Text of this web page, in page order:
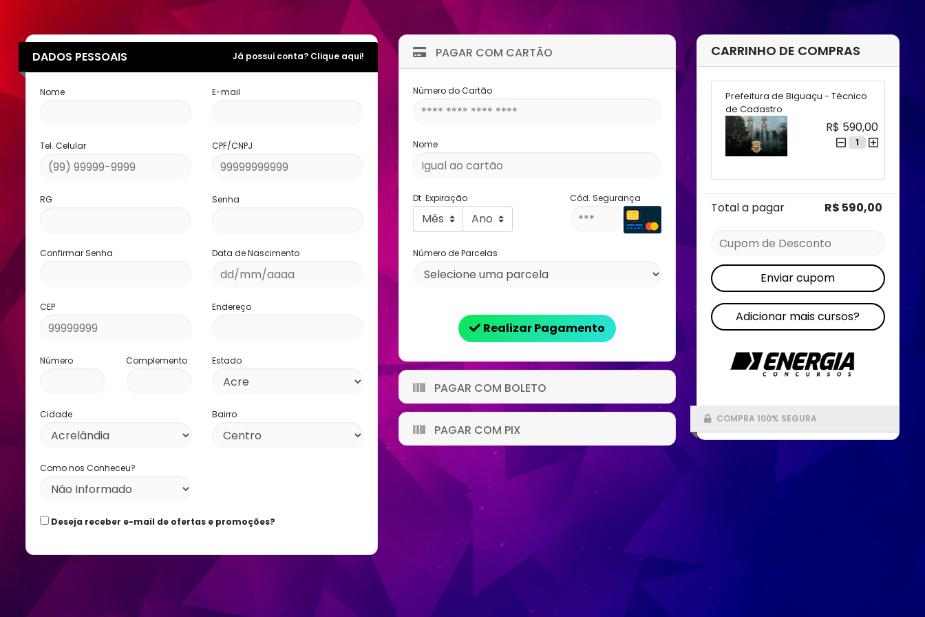
DADOS PESSOAIS Já possui conta? Clique aqui!
Nome E-mail
Tel. Celular CPF/CNPJ
RG Senha
Confirmar Senha Data de Nascimento
CEP Endereço
Número Complemento Estado
Cidade Bairro
Como nos Conheceu?
Deseja receber e-mail de ofertas e promoções?
PAGAR COM CARTÃO
Número do Cartão
Nome
Dt. Expiração Cód. Segurança
Número de Parcelas
Realizar Pagamento
PAGAR COM BOLETO
PAGAR COM PIX
CARRINHO DE COMPRAS
Prefeitura de Biguaçu - Técnico
de Cadastro
R$ 590,00
1
Total a pagar R$ 590,00
Enviar cupom
Adicionar mais cursos?
COMPRA 100% SEGURA